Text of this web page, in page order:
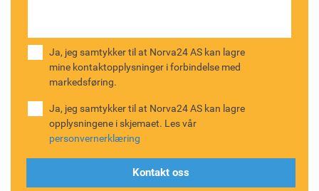
Ja, jeg samtykker til at Norva24 AS kan lagre
mine kontaktopplysninger i forbindelse med
markedsføring.
Ja, jeg samtykker til at Norva24 AS kan lagre
opplysningene i skjemaet. Les vår
personvernerklæring